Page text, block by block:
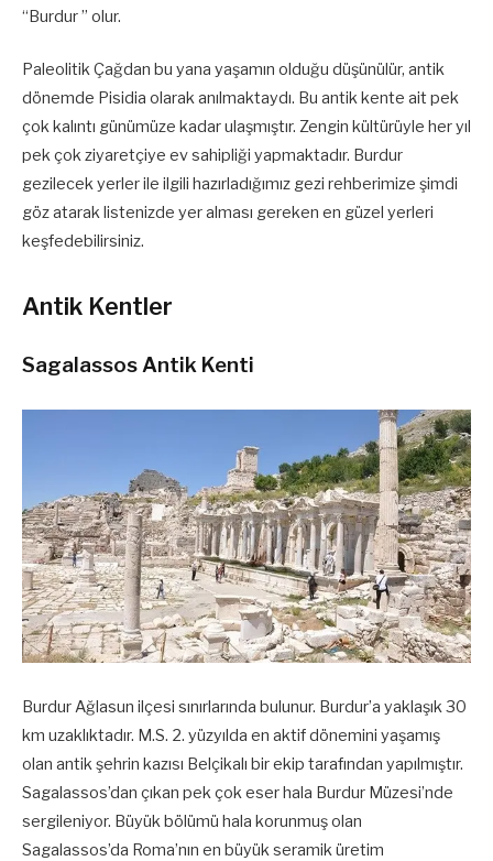
“Burdur ” olur.
Paleolitik Çağdan bu yana yaşamın olduğu düşünülür, antik
dönemde Pisidia olarak anılmaktaydı. Bu antik kente ait pek
çok kalıntı günümüze kadar ulaşmıştır. Zengin kültürüyle her yıl
pek çok ziyaretçiye ev sahipliği yapmaktadır. Burdur
gezilecek yerler ile ilgili hazırladığımız gezi rehberimize şimdi
göz atarak listenizde yer alması gereken en güzel yerleri
keşfedebilirsiniz.
Antik Kentler
Sagalassos Antik Kenti
Burdur Ağlasun ilçesi sınırlarında bulunur. Burdur’a yaklaşık 30
km uzaklıktadır. M.S. 2. yüzyılda en aktif dönemini yaşamış
olan antik şehrin kazısı Belçikalı bir ekip tarafından yapılmıştır.
Sagalassos’dan çıkan pek çok eser hala Burdur Müzesi’nde
sergileniyor. Büyük bölümü hala korunmuş olan
Sagalassos’da Roma’nın en büyük seramik üretim